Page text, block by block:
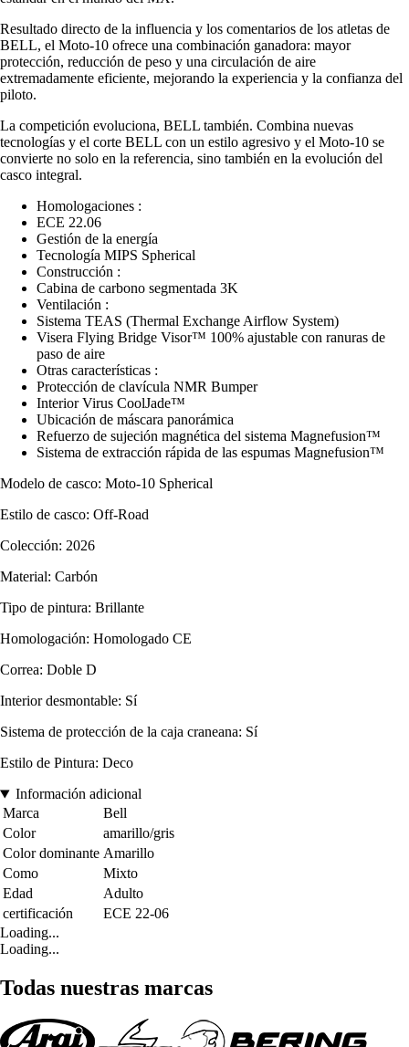
Resultado directo de la influencia y los comentarios de los atletas de
BELL, el Moto-10 ofrece una combinación ganadora: mayor
protección, reducción de peso y una circulación de aire
extremadamente eficiente, mejorando la experiencia y la confianza del
piloto.
La competición evoluciona, BELL también. Combina nuevas
tecnologías y el corte BELL con un estilo agresivo y el Moto-10 se
convierte no solo en la referencia, sino también en la evolución del
casco integral.
Homologaciones :
ECE 22.06
Gestión de la energía
Tecnología MIPS Spherical
Construcción :
Cabina de carbono segmentada 3K
Ventilación :
Sistema TEAS (Thermal Exchange Airflow System)
Visera Flying Bridge Visor™ 100% ajustable con ranuras de
paso de aire
Otras características :
Protección de clavícula NMR Bumper
Interior Virus CoolJade™
Ubicación de máscara panorámica
Refuerzo de sujeción magnética del sistema Magnefusion™
Sistema de extracción rápida de las espumas Magnefusion™
Modelo de casco: Moto-10 Spherical
Estilo de casco: Off-Road
Colección: 2026
Material: Carbón
Tipo de pintura: Brillante
Homologación: Homologado CE
Correa: Doble D
Interior desmontable: Sí
Sistema de protección de la caja craneana: Sí
Estilo de Pintura: Deco
Información adicional
Marca
Bell
Color
amarillo/gris
Color dominante Amarillo
Como
Mixto
Edad
Adulto
certificación
ECE 22-06
Loading...
Loading...
Todas nuestras marcas